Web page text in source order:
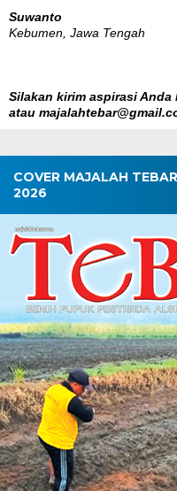
Suwanto
Kebumen, Jawa Tengah
Silakan kirim aspirasi Anda
atau
COVER MAJALAH
2026